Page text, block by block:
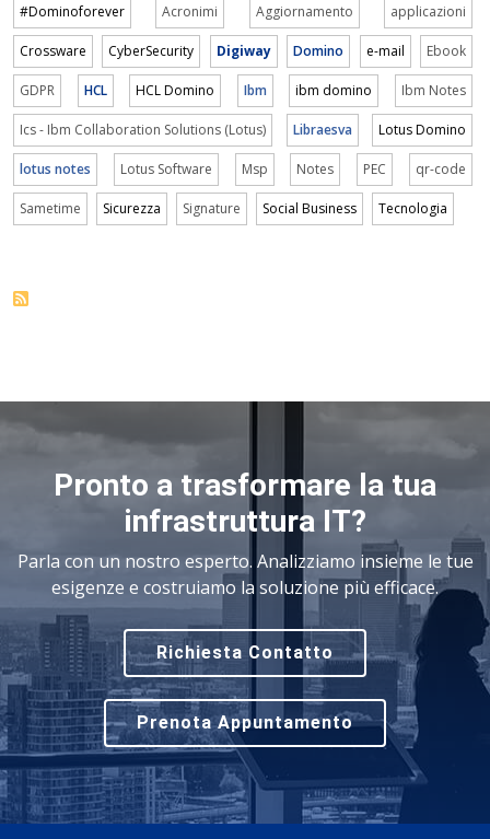
#Dominoforever Acronimi Aggiornamento applicazioni
Crossware CyberSecurity Digiway Domino e-mail Ebook
GDPR HCL HCL Domino Ibm ibm domino Ibm Notes
Ics - Ibm Collaboration Solutions (Lotus) Libraesva Lotus Domino
lotus notes Lotus Software Msp Notes PEC qr-code
Sametime Sicurezza Signature Social Business Tecnologia
Pronto a trasformare la tua
infrastruttura IT?
Parla con un nostro esperto. Analizziamo insieme le tue
esigenze e costruiamo la soluzione più efficace.
Richiesta Contatto
Prenota Appuntamento